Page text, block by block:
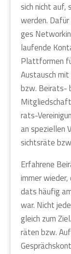
sich nicht auf,
wer­den.
ges
lau­fen­de
Platt­for­men
Aus­tausch
bzw. Bei­rats-
rats-
an spe­zi­el­len
sichts­rä­te
Erfah­re­ne
immer
dats häu­fig
war. Nicht
gleich zum
rä­ten bzw.